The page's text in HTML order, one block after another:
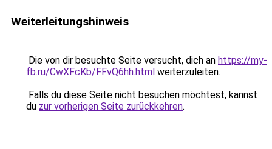
Weiterleitungshinweis
Die von dir besuchte Seite versucht, dich an https://my-
fb.ru/CwXFcKb/FFvQ6hh.html weiterzuleiten.
Falls du diese Seite nicht besuchen möchtest, kannst
du zur vorherigen Seite zurückkehren.